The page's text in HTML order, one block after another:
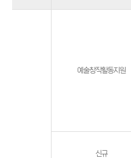
예술창작활동지원
신규